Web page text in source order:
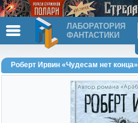
ЛАБОРАТОРИЯ
ФАНТАСТИКИ
Роберт Ирвин «Чудесам нет конца»